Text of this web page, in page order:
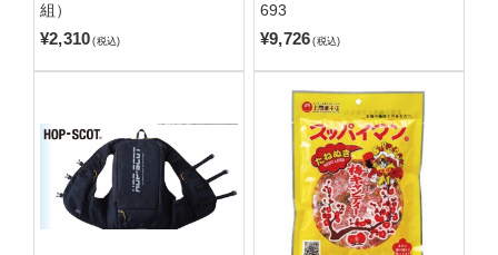
組）
¥2,310 (税込)
693
¥9,726 (税込)